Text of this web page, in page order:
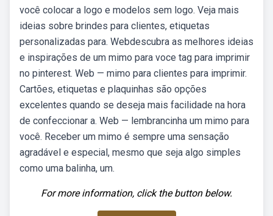
você colocar a logo e modelos sem logo. Veja mais
ideias sobre brindes para clientes, etiquetas
personalizadas para. Webdescubra as melhores ideias
e inspirações de um mimo para voce tag para imprimir
no pinterest. Web — mimo para clientes para imprimir.
Cartões, etiquetas e plaquinhas são opções
excelentes quando se deseja mais facilidade na hora
de confeccionar a. Web — lembrancinha um mimo para
você. Receber um mimo é sempre uma sensação
agradável e especial, mesmo que seja algo simples
como uma balinha, um.
For more information, click the button below.